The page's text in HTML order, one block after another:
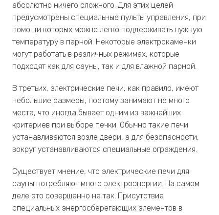
абсолютно ничего сложного. Для этих целей
предусмотрены специальные пульты управления, при
помощи которых можно легко поддерживать нужную
температуру в парной. Некоторые электрокаменки
могут работать в различных режимах, которые
подходят как для сауны, так и для влажной парной.
В третьих, электрические печи, как правило, имеют
небольшие размеры, поэтому занимают не много
места, что иногда бывает одним из важнейших
критериев при выборе печки. Обычно такие печи
устанавливаются возле двери, а для безопасности,
вокруг устанавливаются специальные ограждения.
Существует мнение, что электрические печи для
сауны потребляют много электроэнергии. На самом
деле это совершенно не так. Присутствие
специальных энергосберегающих элементов в